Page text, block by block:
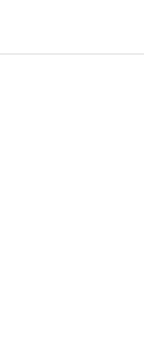
覺的一大享受。